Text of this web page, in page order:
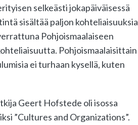
selkeästi jokapäiväisessä
sisältää paljon kohteliaisuuksia
Pohjoismaalaiseen
Pohjoismaalaisittain
ei turhaan kysellä, kuten
Geert Hofstede oli isossa
”Cultures and Organizations”.